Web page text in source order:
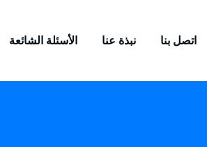
الأسئلة الشائعة نبذة عنا اتصل بنا